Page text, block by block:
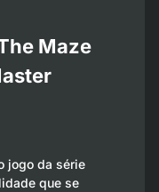
Maze
jogo da série
que se